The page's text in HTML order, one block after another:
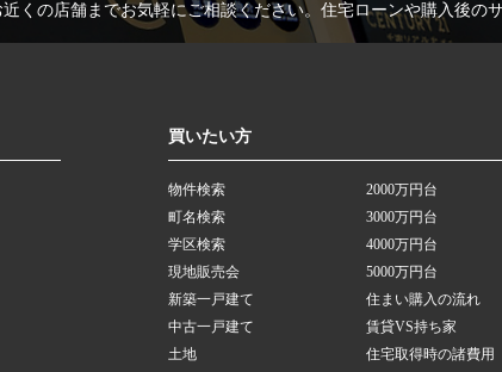
くの店舗までお気軽にご相談ください。住宅ローンや購入後の
買いたい方
物件検索
町名検索
学区検索
現地販売会
新築一戸建て
中古一戸建て
土地
2000万円台
3000万円台
4000万円台
5000万円台
住まい購入の流れ
賃貸VS持ち家
住宅取得時の諸費用